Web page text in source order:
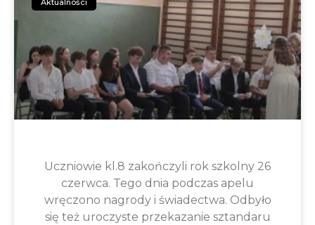
Uczniowie kl.8 zakończyli rok szkolny 26
czerwca. Tego dnia podczas apelu
wręczono nagrody i świadectwa. Odbyło
się też uroczyste przekazanie sztandaru